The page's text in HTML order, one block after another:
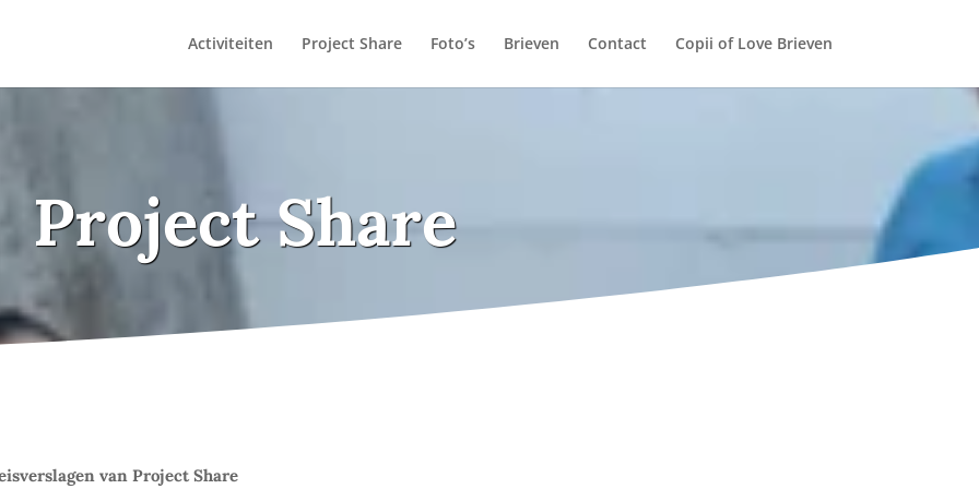
Activiteiten Project Share Foto’s Brieven Contact Copii of Love Brieven
Project Share
van Project Share